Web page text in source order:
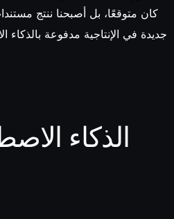
كان متوقعًا، بل أصبحنا ننتج
جديدة في الإنتاجية مدفوعة
الذكاء